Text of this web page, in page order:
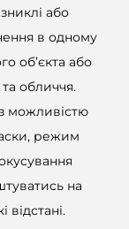
або
в одному
об’єкта або
обличчя.
можливістю
режим
на
відстані.